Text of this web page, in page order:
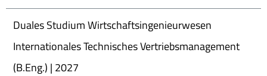
Duales Studium Wirtschaftsingenieurwesen
Internationales Technisches Vertriebsmanagement
(B.Eng.) | 2027